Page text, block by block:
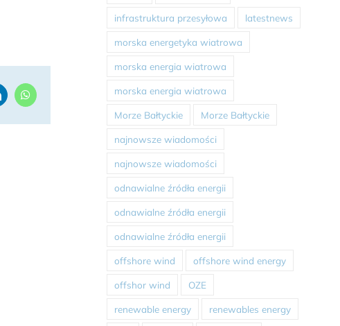
LinkedInWhatsApp
infrastruktura przesyłowa latestnews
morska energetyka wiatrowa
morska energia wiatrowa
morska energia wiatrowa
Morze Bałtyckie Morze Bałtyckie
najnowsze wiadomości
najnowsze wiadomości
odnawialne źródła energii
odnawialne źródła energii
odnawialne źródła energii
offshore wind offshore wind energy
offshor wind OZE
renewable energy renewables energy